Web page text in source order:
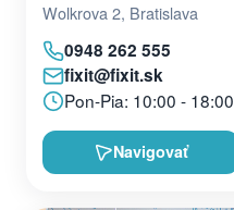
Wolkrova 2, Bratislava
0948 262 555
fixit@fixit.sk
Pon-Pia: 10:00 - 18:00
Navigovať